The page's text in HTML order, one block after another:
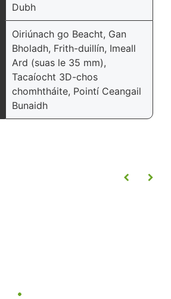
Dubh
Oiriúnach go Beacht, Gan
Bholadh, Frith-duillín, Imeall
Ard (suas le 35 mm),
Tacaíocht 3D-chos
chomhtháite, Pointí Ceangail
Bunaidh